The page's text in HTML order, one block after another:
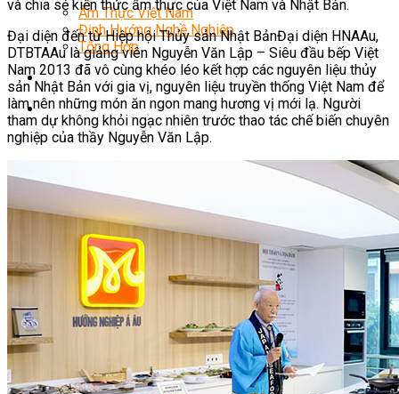
Ẩm Thực Việt Nam
Định Hướng Nghề Nghiệp
Tổng Hợp
và chia sẻ kiến thức ẩm thực của Việt Nam và Nhật Bản.
Đại diện đến từ Hiệp hội Thủy sản Nhật BảnĐại diện HNAAu,
DTBTAAu là giảng viên Nguyễn Văn Lập – Siêu đầu bếp Việt
Nam 2013 đã vô cùng khéo léo kết hợp các nguyên liệu thủy
sản Nhật Bản với gia vị, nguyên liệu truyền thống Việt Nam để
làm nên những món ăn ngon mang hương vị mới lạ. Người
tham dự không khỏi ngạc nhiên trước thao tác chế biến chuyên
nghiệp của thầy Nguyễn Văn Lập.